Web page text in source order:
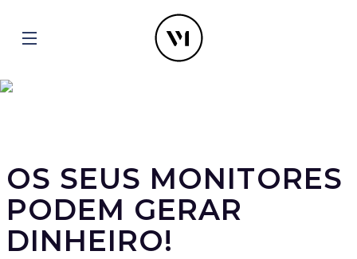
OS SEUS MONITORES
PODEM GERAR
DINHEIRO!